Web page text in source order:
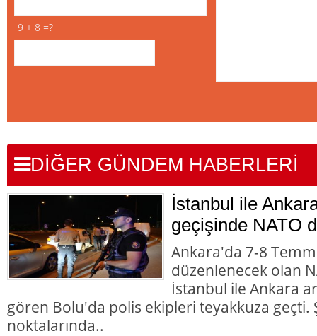
9 + 8 =?
DİĞER GÜNDEM HABERLERİ
İstanbul ile
geçişinde NATO
Ankara'da 7-8
düzenlenecek olan
İstanbul ile Ankara
gören Bolu'da polis ekipleri teyakkuza geçti.
noktalarında..